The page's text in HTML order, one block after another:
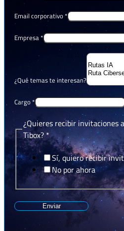
Email corporativo *
Empresa *
¿Qué temas te interesan?
Cargo *
¿Quieres recibir invitaciones
Tibox?*
Sí, quiero recibir
No por ahora
Enviar